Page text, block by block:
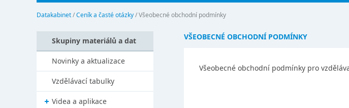
Datakabinet/Ceník a časté otázky/Všeobecné obchodní podmínky
VŠEOBECNÉ OBCHODNÍ PODMÍNKY
Všeobecné obchodní podmínky pro
Skupiny materiálů a dat
Novinky a aktualizace
Vzdělávací tabulky
Videa a aplikace